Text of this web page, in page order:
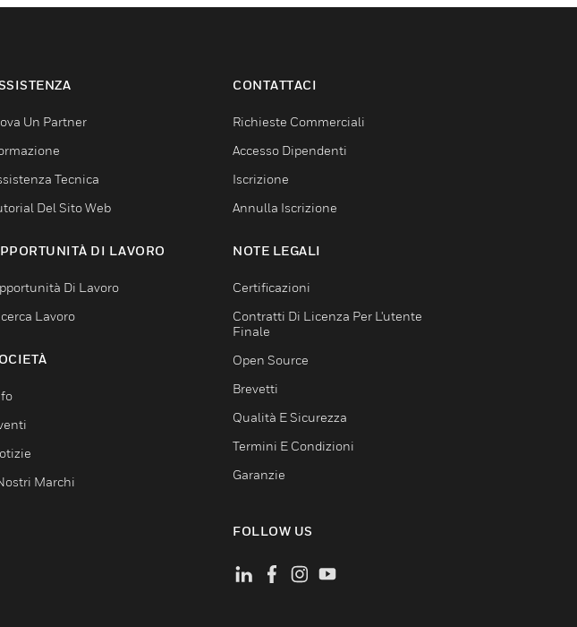
Un Partner
Tecnica
Del Sito Web
DI LAVORO
Di Lavoro
Lavoro
Marchi
CONTATTACI
Richieste Commerciali
Accesso Dipendenti
Iscrizione
Annulla Iscrizione
NOTE LEGALI
Certificazioni
Contratti Di Licenza Per L'utente
Finale
Open Source
Brevetti
Qualità E Sicurezza
Termini E Condizioni
Garanzie
FOLLOW US